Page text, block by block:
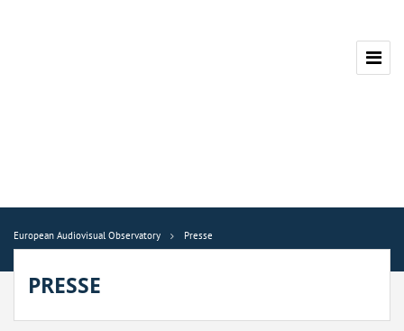
European Audiovisual Observatory Presse
PRESSE